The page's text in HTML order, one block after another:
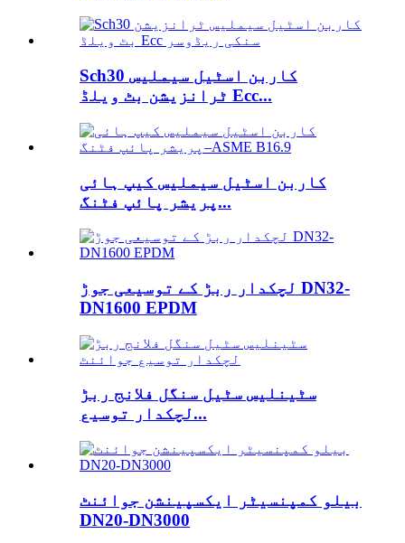
Sch30 کاربن اسٹیل سیملیس
ٹرانزیشن بٹ ویلڈ Ecc...
کاربن اسٹیل سیملیس کیپ ہائی
پریشر پائپ فٹنگ...
لچکدار ربڑ کے توسیعی جوڑ DN32-
DN1600 EPDM
سٹینلیس سٹیل سنگل فلانج ربڑ
لچکدار توسیع...
بیلو کمپنسیٹر ایکسپینشن جوائنٹ
DN20-DN3000